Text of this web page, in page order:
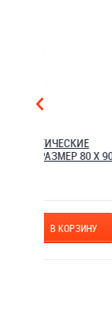
5850100
САЛФЕТКИ С
92.14р.